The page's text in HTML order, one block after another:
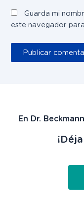
Guarda mi
este navegador
En Dr.